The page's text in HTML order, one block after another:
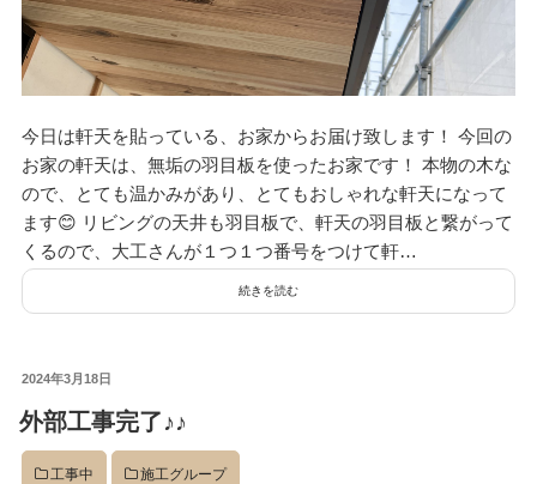
今日は軒天を貼っている、お家からお届け致します！ 今回の
お家の軒天は、無垢の羽目板を使ったお家です！ 本物の木な
ので、とても温かみがあり、とてもおしゃれな軒天になって
ます😊 リビングの天井も羽目板で、軒天の羽目板と繋がって
くるので、大工さんが１つ１つ番号をつけて軒…
続きを読む
投
日:
2024年3月18日
外部工事完了♪♪
工事中 施工グループ